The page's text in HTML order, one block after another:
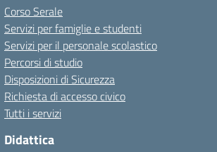
Corso Serale
Servizi per famiglie e studenti
Servizi per il personale scolastico
Percorsi di studio
Disposizioni di Sicurezza
Richiesta di accesso civico
Tutti i servizi
Didattica